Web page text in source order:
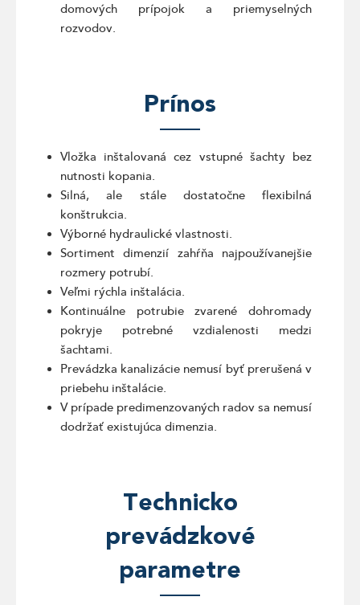
domových prípojok a priemyselných
rozvodov.
Prínos
Vložka inštalovaná cez vstupné šachty bez
nutnosti kopania.
Silná, ale stále dostatočne flexibilná
konštrukcia.
Výborné hydraulické vlastnosti.
Sortiment dimenzií zahŕňa najpoužívanejšie
rozmery potrubí.
Veľmi rýchla inštalácia.
Kontinuálne potrubie zvarené dohromady
pokryje potrebné vzdialenosti medzi
šachtami.
Prevádzka kanalizácie nemusí byť prerušená v
priebehu inštalácie.
V prípade predimenzovaných radov sa nemusí
dodržať existujúca dimenzia.
Technicko
prevádzkové
parametre